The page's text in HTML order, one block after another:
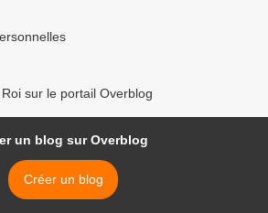
sur le portail Overblog
un blog sur Overblog
Créer un blog